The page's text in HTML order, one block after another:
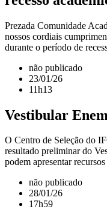
Prezada Comunidade
nossos cordiais
durante o período de
não publicado
23/01/26
11h13
Vestibular
O Centro de Seleção do
resultado preliminar do
podem apresentar
não publicado
28/01/26
17h59